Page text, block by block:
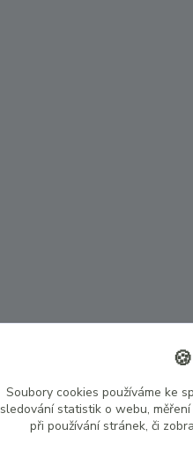
Soubory cookies používáme ke
sledování statistik o webu,
při používání stránek, či